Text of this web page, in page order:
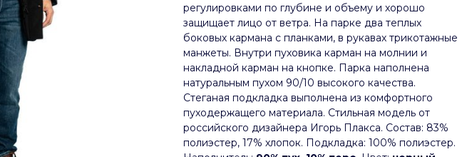
регулировками по глубине и объему и хорошо
защищает лицо от ветра. На парке два теплых
боковых кармана с планками, в рукавах трикотажные
манжеты. Внутри пуховика карман на молнии и
накладной карман на кнопке. Парка наполнена
натуральным пухом 90/10 высокого качества.
Стеганая подкладка выполнена из комфортного
пуходержащего материала. Стильная модель от
российского дизайнера Игорь Плакса. Состав: 83%
полиэстер, 17% хлопок. Подкладка: 100% полиэстер.